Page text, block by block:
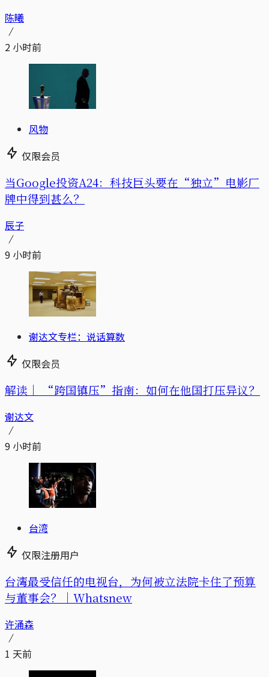
陈曦
2 小时前
风物
仅限会员
当Google投资A24：科技巨头要在“独立”电影厂
牌中得到甚么？
辰子
9 小时前
谢达文专栏：说话算数
仅限会员
解读｜ “跨国镇压”指南：如何在他国打压异议？
谢达文
9 小时前
台湾
仅限注册用户
台湾最受信任的电视台，为何被立法院卡住了预算
与董事会？｜Whatsnew
许涌森
1 天前